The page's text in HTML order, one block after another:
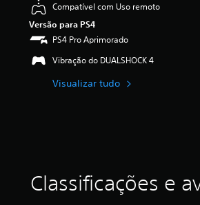
Compatível com Uso remoto
Versão para PS4
PS4 Pro Aprimorado
Vibração do DUALSHOCK 4
Visualizar tudo
Classificações e